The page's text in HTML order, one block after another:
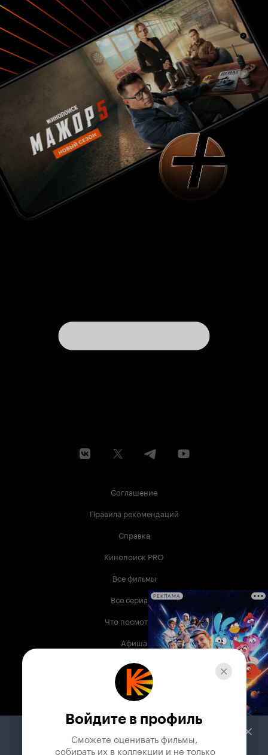
Соглашение
Правила рекомендаций
Справка
Кинопоиск PRO
Все фильмы
Все сериалы
Что посмотреть
Афиша
Музыка
Телепрограмма
Служба поддержки
РЕКЛАМА
Войдите в профиль
Сможете оценивать фильмы,
собирать их в коллекции и не только